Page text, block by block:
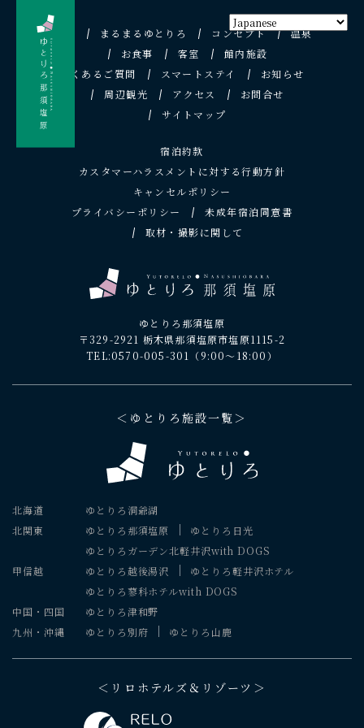
ゆとりろ那須塩原
〒329-2921 栃木県那須塩原市塩原1115-2
TEL:0570-005-301
（9:00～18:00）
TOP まるまるゆとりろ コンセプト
温泉
お食事
客室
館内施設
よくあるご質問
スマートステイ
お知らせ
周辺観光
アクセス
お問合せ
サイトマップ
宿泊約款
カスタマーハラスメントに対する行動方針
キャンセルポリシー
プライバシーポリシー
未成年宿泊同意書
取材・撮影に関して
＜ゆとりろ施設一覧＞
北海道
ゆとりろ洞爺湖
北関東
ゆとりろ那須塩原
ゆとりろ日光
ゆとりろガーデン北軽井沢with DOGS
甲信越
ゆとりろ越後湯沢
ゆとりろ軽井沢ホテル
ゆとりろ蓼科ホテルwith DOGS
中国・四国
ゆとりろ津和野
九州・沖縄
ゆとりろ別府 ゆとりろ山鹿
＜リロホテルズ＆リゾーツ＞